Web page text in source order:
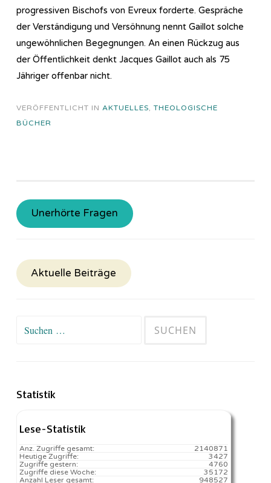
progressiven Bischofs von Evreux forderte. Gespräche
der Verständigung und Versöhnung nennt Gaillot solche
ungewöhnlichen Begegnungen. An einen Rückzug aus
der Öffentlichkeit denkt Jacques Gaillot auch als 75
Jähriger offenbar nicht.
VERÖFFENTLICHT IN AKTUELLES, THEOLOGISCHE
BÜCHER
Unerhörte Fragen
Aktuelle Beiträge
Suchen
Statistik
Lese-Statistik
2140871
Anz. Zugriffe gesamt:
3427
Heutige Zugriffe:
4760
Zugriffe gestern:
35172
Zugriffe diese Woche:
948527
Anzahl Leser gesamt: